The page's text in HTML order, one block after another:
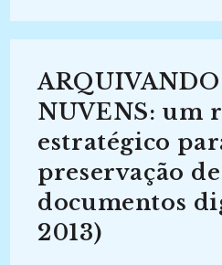
Entre
As
Normas
ISO
E
16363
(2016-
2018)
NUVENS: um
estratégico
preservação de
documentos
2013)